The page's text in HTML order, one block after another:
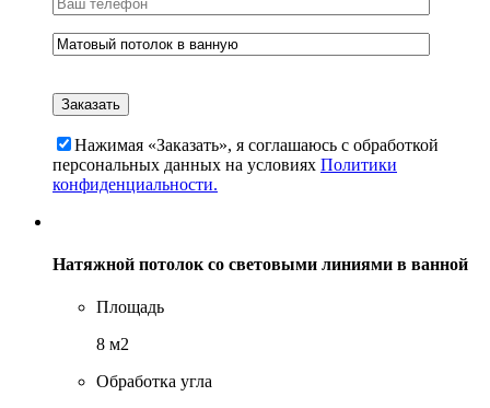
Нажимая «Заказать», я соглашаюсь c обработкой
персональных данных на условиях Политики
конфиденциальности.
Натяжной потолок со световыми линиями в ванной
Площадь
8 м2
Обработка угла